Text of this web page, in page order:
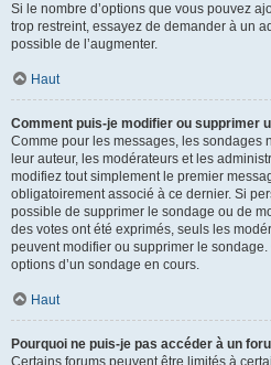
Si le nombre d’options que vous pouvez
trop restreint, essayez de demander à un
possible de l’augmenter.
Haut
Comment puis-je modifier ou supprimer
Comme pour les messages, les sondages
leur auteur, les modérateurs et les
modifiez tout simplement le premier
obligatoirement associé à ce dernier. Si
possible de supprimer le sondage ou de
des votes ont été exprimés, seuls les
peuvent modifier ou supprimer le
options d’un sondage en cours.
Haut
Pourquoi ne puis-je pas accéder à un
Certains forums peuvent être limités à